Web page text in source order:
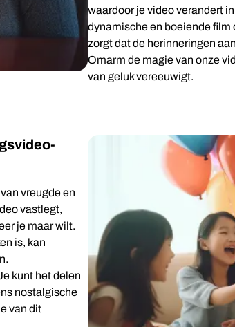
waardoor je video verandert
dynamische en boeiende film
zorgt dat de herinneringen
Omarm de magie van onze
van geluk vereeuwigt.
vreugde en
vastlegt,
je maar wilt.
is, kan
kunt het delen
nostalgische
van dit